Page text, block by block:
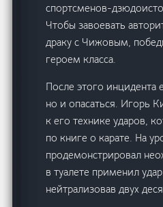
спортсменов-
Чтобы завоевать
драку с Чижовым,
героем класса.
После этого инцидента
но и опасаться. Игорь
к его технике ударов,
по книге о карате. На
продемонстрировал
в туалете применил
нейтрализовав двух